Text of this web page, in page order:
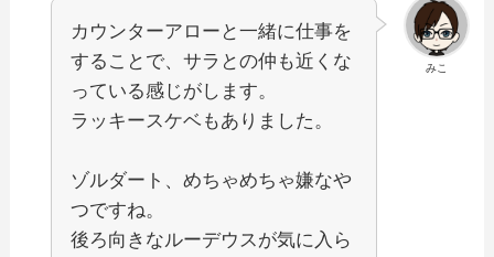
みこ
カウンターアローと一緒に仕事を
することで、サラとの仲も近くな
っている感じがします。
ラッキースケベもありました。
ゾルダート、めちゃめちゃ嫌なや
つですね。
後ろ向きなルーデウスが気に入ら